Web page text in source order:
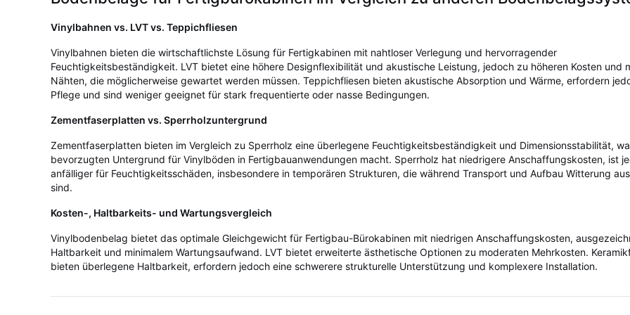
Vinylbahnen vs. LVT vs. Teppichfliesen
Vinylbahnen bieten die wirtschaftlichste Lösung für Fertigkabinen mit nahtloser Verlegung und hervorragender
Feuchtigkeitsbeständigkeit. LVT bietet eine höhere Designflexibilität und akustische Leistung, jedoch zu höheren Kosten und
Nähten, die möglicherweise gewartet werden müssen. Teppichfliesen bieten akustische Absorption und Wärme, erfordern
Pflege und sind weniger geeignet für stark frequentierte oder nasse Bedingungen.
Zementfaserplatten vs. Sperrholzuntergrund
Zementfaserplatten bieten im Vergleich zu Sperrholz eine überlegene Feuchtigkeitsbeständigkeit und Dimensionsstabilität,
bevorzugten Untergrund für Vinylböden in Fertigbauanwendungen macht. Sperrholz hat niedrigere Anschaffungskosten, ist
anfälliger für Feuchtigkeitsschäden, insbesondere in temporären Strukturen, die während Transport und Aufbau Witterung
sind.
Kosten-, Haltbarkeits- und Wartungsvergleich
Vinylbodenbelag bietet das optimale Gleichgewicht für Fertigbau-Bürokabinen mit niedrigen Anschaffungskosten,
Haltbarkeit und minimalem Wartungsaufwand. LVT bietet erweiterte ästhetische Optionen zu moderaten Mehrkosten.
bieten überlegene Haltbarkeit, erfordern jedoch eine schwerere strukturelle Unterstützung und komplexere Installation.